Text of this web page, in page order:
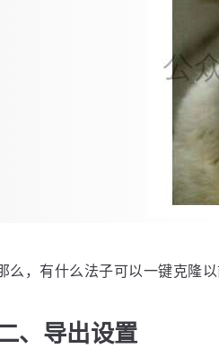
么，有什么法子可以一键克隆
、导出设置